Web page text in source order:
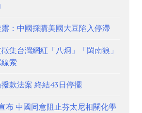
：中國採購美國大豆陷入停滯
集台灣網紅「八炯」「閩南狼」
索
款法案 終結43日停擺
布 中國同意阻止芬太尼相關化學